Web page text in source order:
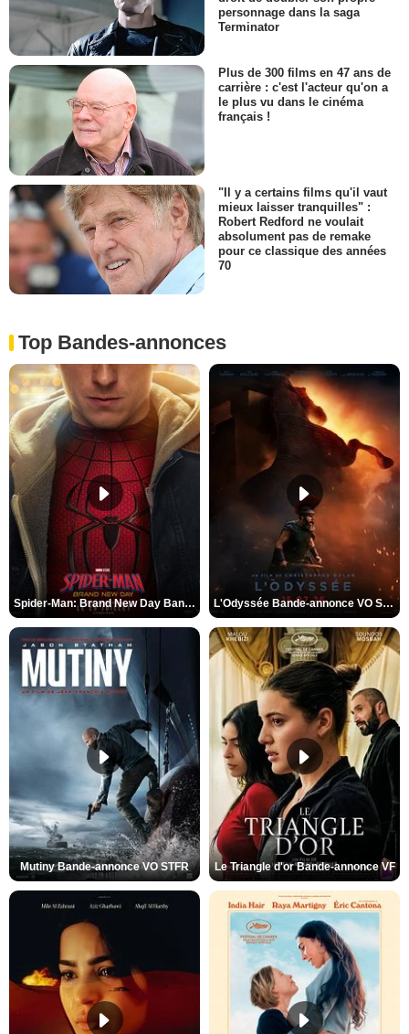
personnage dans la saga
Terminator
Plus de 300 films en 47 ans de
carrière : c'est l'acteur qu'on a
le plus vu dans le cinéma
français !
"Il y a certains films qu'il vaut
mieux laisser tranquilles" :
Robert Redford ne voulait
absolument pas de remake
pour ce classique des années
70
Top Bandes-annonces
Spider-Man: Brand New Day Bande-annonce VO STFR L'Odyssée Bande-annonce VO STFR
Mutiny Bande-annonce VO STFR Le Triangle d'or Bande-annonce VF